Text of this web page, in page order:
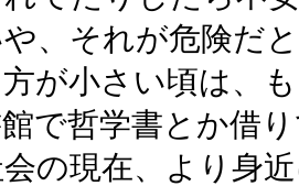
、それが危険だ
が小さい頃は、
館で哲学書とか借
の現在、より身